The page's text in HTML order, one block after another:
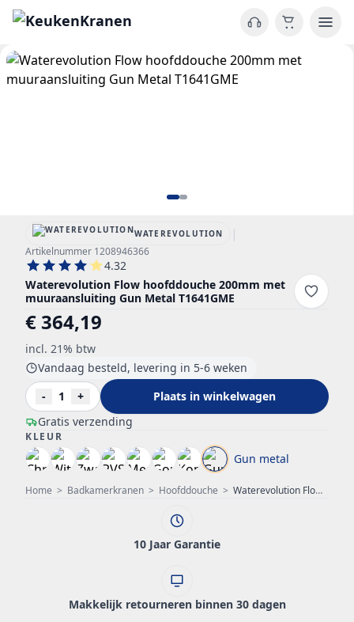
Home > Badkamerkranen > Hoofddouche > Waterevolution Flow hoofddouche 200mm met muuraansluiting Gun Metal T1641GME
WATEREVOLUTION |
Artikelnummer 1208946366
4.32
Waterevolution Flow hoofddouche 200mm met
muuraansluiting Gun Metal T1641GME
€ 364,19
incl. 21% btw
Gratis verzending
Vandaag besteld, levering in 5-6 weken
-
1 + Plaats in winkelwagen
KLEUR
Gun metal
10 Jaar Garantie
Makkelijk retourneren binnen 30 dagen